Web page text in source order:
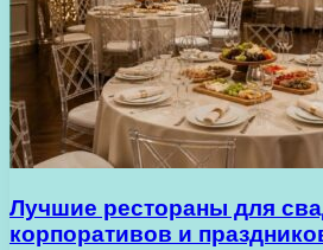
Лучшие рестораны для
корпоративов и